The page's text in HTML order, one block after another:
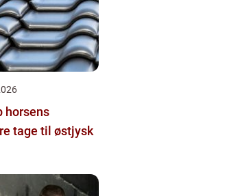
horsens
tage til østjysk